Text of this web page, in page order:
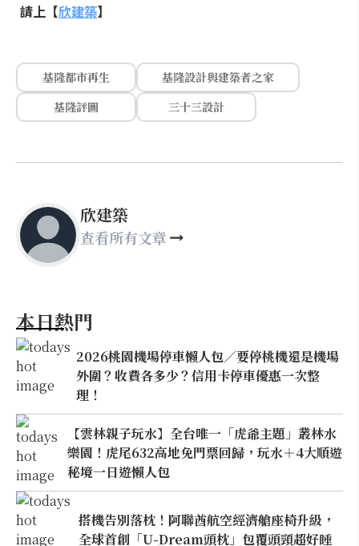
請上【欣建築】
基隆都市再生
基隆設計與建築者之家
基隆評圖
三十三設計
欣建築
查看所有文章
本日熱門
2026桃園機場停車懶人包／要停桃機還是機場
外圍？收費各多少？信用卡停車優惠一次整
理！
【雲林親子玩水】全台唯一「虎爺主題」叢林水
樂園！虎尾632高地免門票回歸，玩水＋4大順遊
秘境一日遊懶人包
搭機告別落枕！阿聯酋航空經濟艙座椅升級，
全球首創「U-Dream頭枕」包覆頭頸超好睡